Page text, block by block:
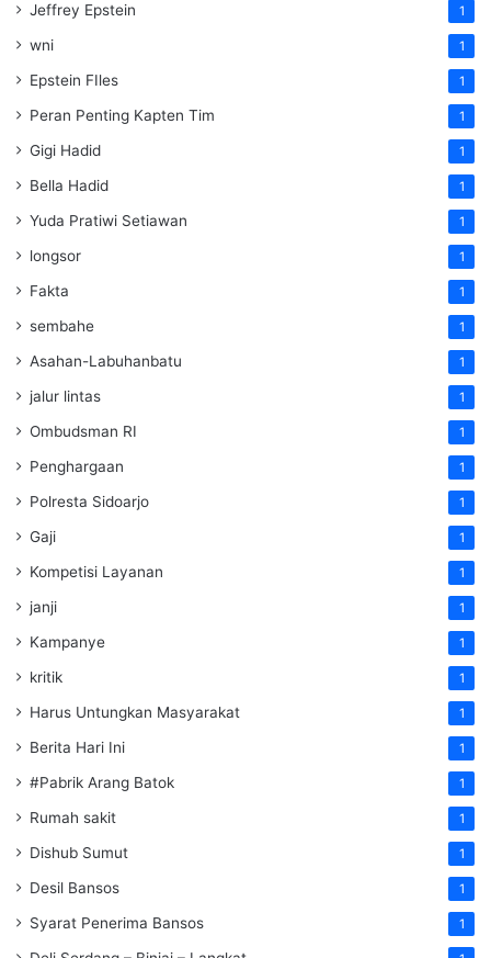
Jeffrey Epstein 1
wni 1
Epstein FIles 1
Peran Penting Kapten Tim 1
Gigi Hadid 1
Bella Hadid 1
Yuda Pratiwi Setiawan 1
longsor 1
Fakta 1
sembahe 1
Asahan-Labuhanbatu 1
jalur lintas 1
Ombudsman RI 1
Penghargaan 1
Polresta Sidoarjo 1
Gaji 1
Kompetisi Layanan 1
janji 1
Kampanye 1
kritik 1
Harus Untungkan Masyarakat 1
Berita Hari Ini 1
#Pabrik Arang Batok 1
Rumah sakit 1
Dishub Sumut 1
Desil Bansos 1
Syarat Penerima Bansos 1